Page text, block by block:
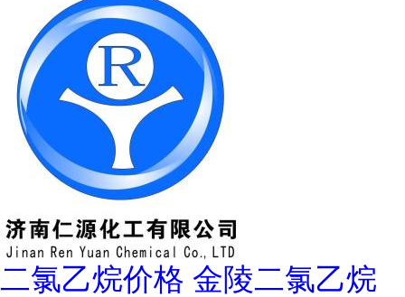
二氯乙烷价格 金陵二氯乙烷